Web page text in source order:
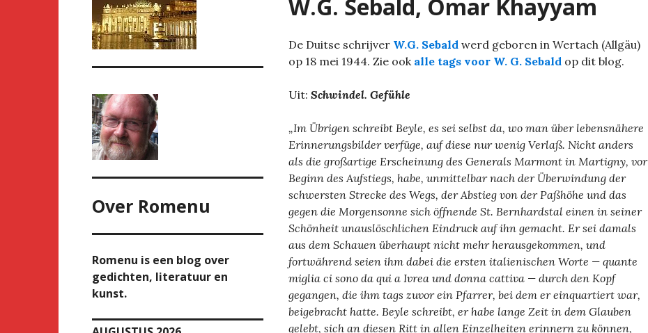
W.G. Sebald, Omar Khayyam
De Duitse schrijver W.G. Sebald werd geboren in Wertach (Allgäu)
op 18 mei 1944. Zie ook alle tags voor W. G. Sebald op dit blog.
Uit: Schwindel. Gefühle
„Im Übrigen schreibt Beyle, es sei selbst da, wo man über lebensnähere
Erinnerungsbilder verfüge, auf diese nur wenig Verlaß. Nicht anders
als die großartige Erscheinung des Generals Marmont in Martigny, vor
Beginn des Aufstiegs, habe, unmittelbar nach der Überwindung der
schwersten Strecke des Wegs, der Abstieg von der Paßhöhe und das
gegen die Morgensonne sich öffnende St. Bernhardstal einen in seiner
Schönheit unauslöschlichen Eindruck auf ihn gemacht. Er sei damals
aus dem Schauen überhaupt nicht mehr herausgekommen, und
fortwährend seien ihm dabei die ersten italienischen Worte — quante
miglia ci sono da qui a Ivrea und donna cattiva — durch den Kopf
gegangen, die ihm tags zuvor ein Pfarrer, bei dem er einquartiert war,
beigebracht hatte. Beyle schreibt, er habe lange Zeit in dem Glauben
gelebt, sich an diesen Ritt in allen Einzelheiten erinnern zu können,
Over Romenu
Romenu is een blog over
gedichten, literatuur en
kunst.